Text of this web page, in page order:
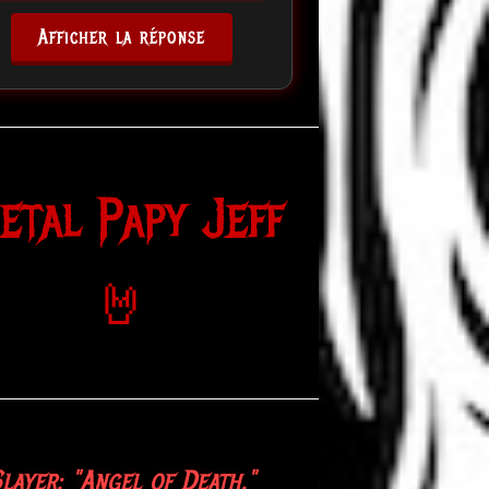
Afficher la réponse
Papy Jeff
🤘